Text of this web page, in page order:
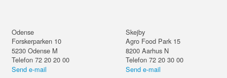
Odense
Forskerparken 10
5230 Odense M
Telefon 72 20 20 00
Send e-mail
Skejby
Agro Food Park 15
8200 Aarhus N
Telefon 72 20 30 00
Send e-mail